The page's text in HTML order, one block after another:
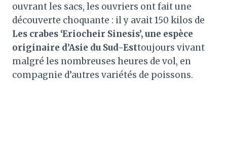
ouvrant les sacs, les ouvriers ont fait une
découverte choquante : il y avait 150 kilos de
Les crabes ‘Eriocheir Sinesis’, une espèce
originaire d’Asie du Sud-Esttoujours vivant
malgré les nombreuses heures de vol, en
compagnie d’autres variétés de poissons.